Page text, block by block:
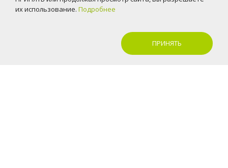
их использование. Подробнее
ПРИНЯТЬ
E-mail: office@greenway.group
2016-2026 © Greenway